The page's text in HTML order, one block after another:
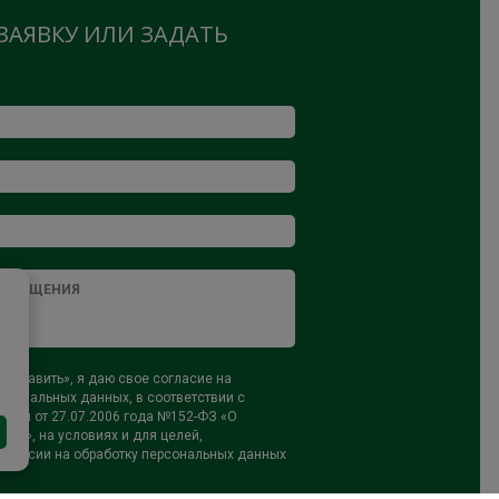
ИЛИ ЗАДАТЬ
я даю свое согласие на
данных, в соответствии с
от 27.07.2006 года №152-ФЗ «О
на условиях и для целей,
на обработку персональных данных